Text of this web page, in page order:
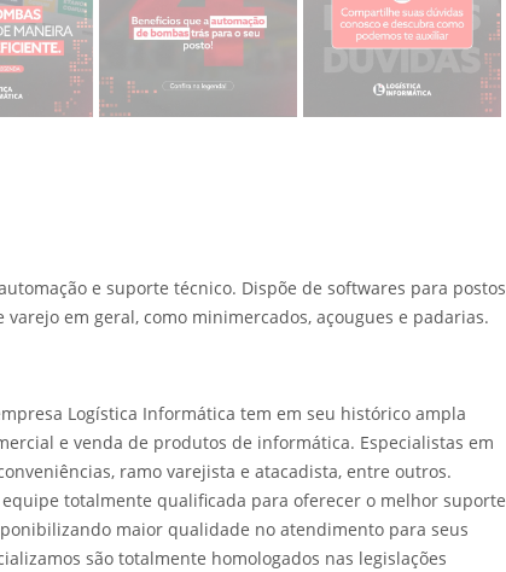
e suporte técnico. Dispõe de softwares para postos
em geral, como minimercados, açougues e padarias.
Logística Informática tem em seu histórico ampla
e venda de produtos de informática. Especialistas em
ramo varejista e atacadista, entre outros.
totalmente qualificada para oferecer o melhor suporte
maior qualidade no atendimento para seus
são totalmente homologados nas legislações